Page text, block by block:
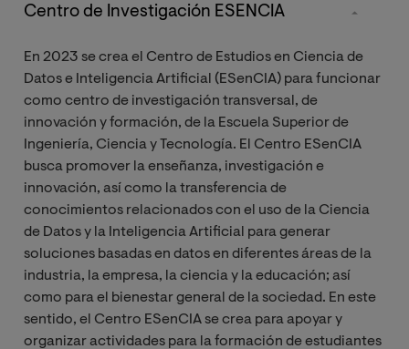
Ip:DR. Nestor Sanchez Doreste
Co-Ip:Dra. Elisa Nespoli
Nº investigadores VIU: 11
Nº investigadores externos: 0
El grupo ASGARD impulsa y consolida la investigación
en el campo de la Astronomía y la Astrofísica. Las líneas
de investigación del grupo incluyen, entre otras, las
galaxias, estrellas y cúmulos estelares, el medio
interestelar y exoplanetas, abarcando todas las
longitudes de onda desde el radio hasta los rayos X.
Centro de Investigación ESENCIA
En 2023 se crea el Centro de Estudios en Ciencia de
Datos e Inteligencia Artificial (ESenCIA) para funcionar
como centro de investigación transversal, de
innovación y formación, de la Escuela Superior de
Ingeniería, Ciencia y Tecnología. El Centro ESenCIA
busca promover la enseñanza, investigación e
innovación, así como la transferencia de
conocimientos relacionados con el uso de la Ciencia
de Datos y la Inteligencia Artificial para generar
soluciones basadas en datos en diferentes áreas de la
industria, la empresa, la ciencia y la educación; así
como para el bienestar general de la sociedad. En este
sentido, el Centro ESenCIA se crea para apoyar y
organizar actividades para la formación de estudiantes